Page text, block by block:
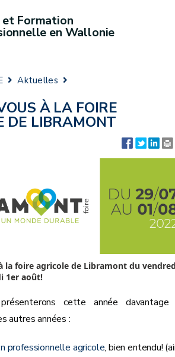
Formation
en Wallonie
Aktuelles
À LA FOIRE
DE LIBRAMONT
la foire agricole de Libramont du
1er août!
cette année davantage
autres années :
professionnelle agricole, bien entendu!